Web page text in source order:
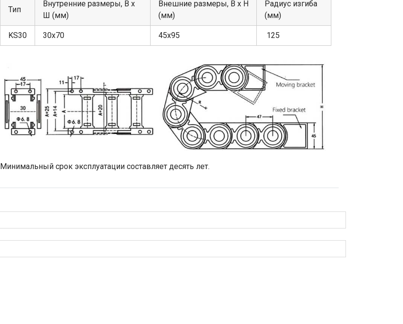
Тип
Внутренние размеры, В х
Ш (мм)
Внешние размеры, В х Н
(мм)
Радиус изгиба
(мм)
KS30 30х70 45х95 125
Минимальный срок эксплуатации составляет десять лет.